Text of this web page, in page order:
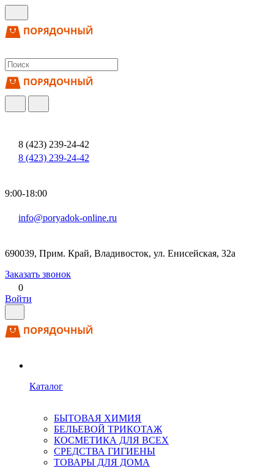
8 (423) 239-24-42
8 (423) 239-24-42
9:00-18:00
info@poryadok-online.ru
690039, Прим. Край, Владивосток, ул. Енисейская, 32а
Заказать звонок
0
Войти
Каталог
БЫТОВАЯ ХИМИЯ
БЕЛЬЕВОЙ ТРИКОТАЖ
КОСМЕТИКА ДЛЯ ВСЕХ
СРЕДСТВА ГИГИЕНЫ
ТОВАРЫ ДЛЯ ДОМА